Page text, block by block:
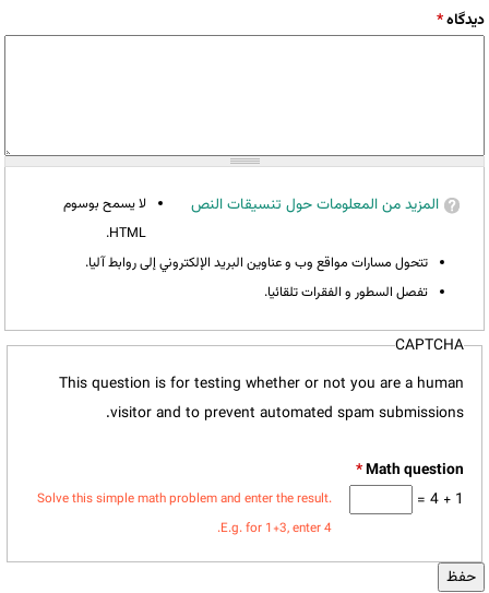
‏دیدگاه ‏*
المزيد من المعلومات حول تنسيقات النص
لا يسمح بوسوم
HTML.
تتحول مسارات مواقع وب و عناوين البريد الإلكتروني إلى روابط آليا.
تفصل السطور و الفقرات تلقائيا.
CAPTCHA
This question is for testing whether or not you are a human
visitor and to prevent automated spam submissions.
*
1 + 4 =
Solve this simple math problem and enter the result.
E.g. for 1+3, enter 4.